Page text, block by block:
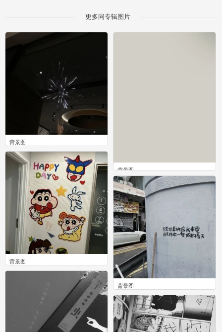
更多同专辑图片
背景图
0
背景图
0
背景图
0
背景图
0